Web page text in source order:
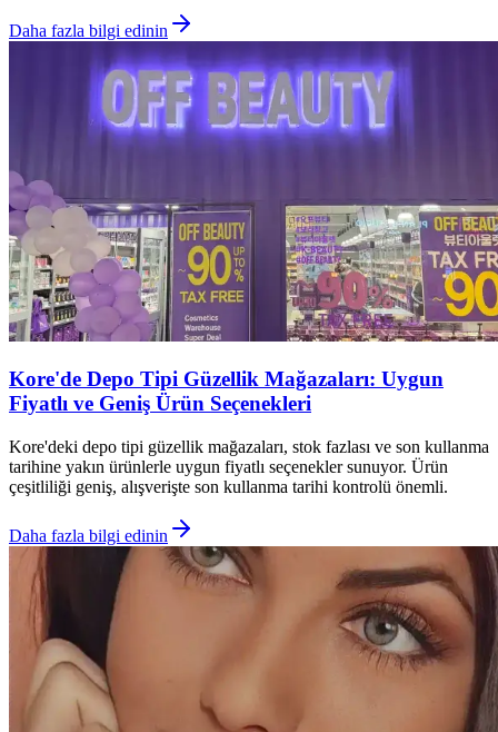
Daha fazla bilgi edinin
Kore'de Depo Tipi Güzellik Mağazaları: Uygun
Fiyatlı ve Geniş Ürün Seçenekleri
Kore'deki depo tipi güzellik mağazaları, stok fazlası ve son kullanma
tarihine yakın ürünlerle uygun fiyatlı seçenekler sunuyor. Ürün
çeşitliliği geniş, alışverişte son kullanma tarihi kontrolü önemli.
Daha fazla bilgi edinin